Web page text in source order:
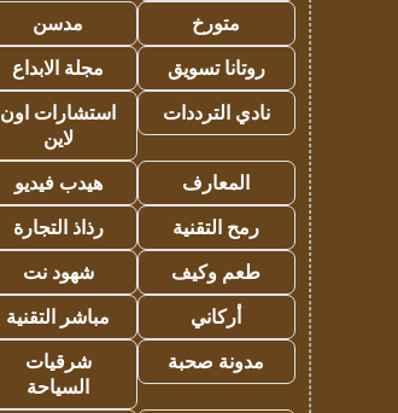
متورخ
مدسن
روتانا تسويق
مجلة الابداع
نادي الترددات
استشارات اون
لاين
المعارف
هيدب فيديو
رمح التقنية
رذاذ التجارة
طعم وكيف
شهود نت
أركاني
مباشر التقنية
مدونة صحبة
شرقيات
السياحة